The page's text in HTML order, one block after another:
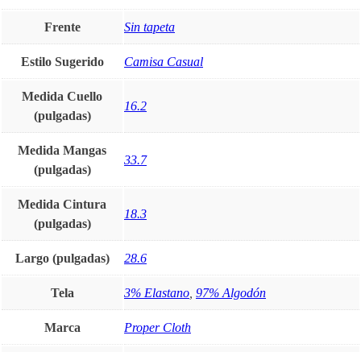
Frente Sin tapeta
Estilo Sugerido Camisa Casual
Medida Cuello
(pulgadas)
16.2
Medida Mangas
(pulgadas)
33.7
Medida Cintura
(pulgadas)
18.3
Largo (pulgadas) 28.6
Tela 3% Elastano 97% Algodón
Marca Proper Cloth